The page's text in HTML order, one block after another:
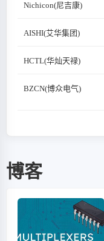
Nichicon(尼吉康)
AISHI(艾华集团)
HCTL(华灿天禄)
BZCN(博众电气)
博客